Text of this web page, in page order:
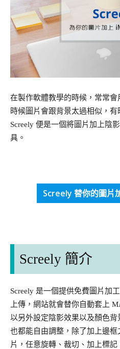
在製作軟體教學的時候，常常
時候圖片會跟背景太過相似，有
Screely 便是一個將圖片加上陰
具。
Screely 替你的圖片
Screely 簡介
Screely 是一個提供免費圖片加
上傳，網站就會替你自動套上
以另外設定陰影效果以及顏色
也都能自由調整，除了加上邊
片，任意旋轉、裁切、加上標記